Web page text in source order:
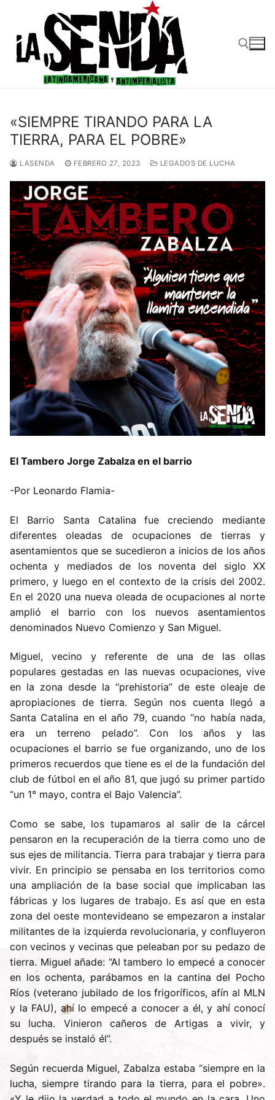
contenido
«SIEMPRE TIRANDO PARA LA
TIERRA, PARA EL POBRE»
LASENDA FEBRERO 27, 2023 LEGADOS DE LUCHA
El Tambero Jorge Zabalza en el barrio
-Por Leonardo Flamia-
El Barrio Santa Catalina fue creciendo mediante
diferentes oleadas de ocupaciones de tierras y
asentamientos que se sucedieron a inicios de los años
ochenta y mediados de los noventa del siglo XX
primero, y luego en el contexto de la crisis del 2002.
En el 2020 una nueva oleada de ocupaciones al norte
amplió el barrio con los nuevos asentamientos
denominados Nuevo Comienzo y San Miguel.
Miguel, vecino y referente de una de las ollas
populares gestadas en las nuevas ocupaciones, vive
en la zona desde la “prehistoria” de este oleaje de
apropiaciones de tierra. Según nos cuenta llegó a
Santa Catalina en el año 79, cuando “no había nada,
era un terreno pelado”. Con los años y las
ocupaciones el barrio se fue organizando, uno de los
primeros recuerdos que tiene es el de la fundación del
club de fútbol en el año 81, que jugó su primer partido
“un 1° mayo, contra el Bajo Valencia”.
Como se sabe, los tupamaros al salir de la cárcel
pensaron en la recuperación de la tierra como uno de
sus ejes de militancia. Tierra para trabajar y tierra para
vivir. En principio se pensaba en los territorios como
una ampliación de la base social que implicaban las
fábricas y los lugares de trabajo. Es así que en esta
zona del oeste montevideano se empezaron a instalar
militantes de la izquierda revolucionaria, y confluyeron
con vecinos y vecinas que peleaban por su pedazo de
tierra. Miguel añade: “Al tambero lo empecé a conocer
en los ochenta, parábamos en la cantina del Pocho
Ríos (veterano jubilado de los frigoríficos, afín al MLN
y la FAU), ahí lo empecé a conocer a él, y ahí conocí
su lucha. Vinieron cañeros de Artigas a vivir, y
después se instaló él”.
Según recuerda Miguel, Zabalza estaba “siempre en la
lucha, siempre tirando para la tierra, para el pobre».